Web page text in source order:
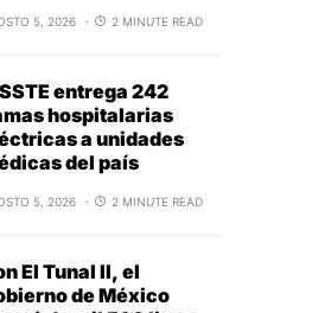
5, 2026 2 MINUTE READ
entrega 242
hospitalarias
a unidades
del país
5, 2026 2 MINUTE READ
El Tunal II, el
de México